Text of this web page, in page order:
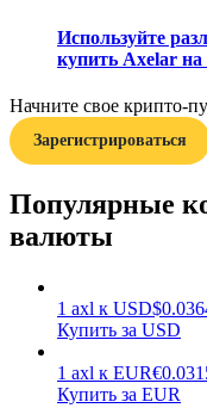
Используйте
купить Axelar
Начните свое крипто-
Зарегистрироваться
Популярные
валюты
1 axl к USD$
Купить за USD
1 axl к EUR€
Купить за EUR